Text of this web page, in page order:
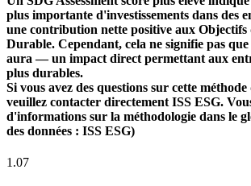
plus importante d'investissements dans des
une contribution nette positive aux Objectifs
Durable. Cependant, cela ne signifie pas
aura — un impact direct permettant aux
plus durables.
Si vous avez des questions sur cette
veuillez contacter directement ISS ESG.
d'informations sur la méthodologie dans le
des données : ISS ESG)
1.07